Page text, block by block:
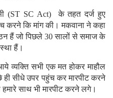
(ST SC Act) के तहत दर्ज हुए
करने कि मांग की। मकवाना ने कहा
हैं जो पिछले 30 सालों से समाज के
हैं।
व्यक्ति सभी एक मत होकर माहौल
ही सीधे उपर पहुंच कर मारपीट करने
साथ भी मारपीट करने लगे।